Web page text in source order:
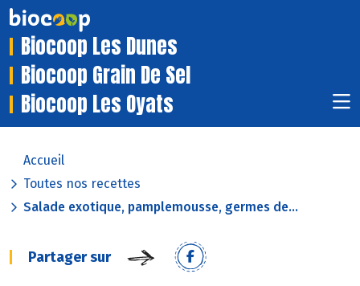
Biocoop Les Dunes
Biocoop Grain De Sel
Biocoop Les Oyats
Accueil
Toutes nos recettes
Salade exotique, pamplemousse, germes de...
Partager sur